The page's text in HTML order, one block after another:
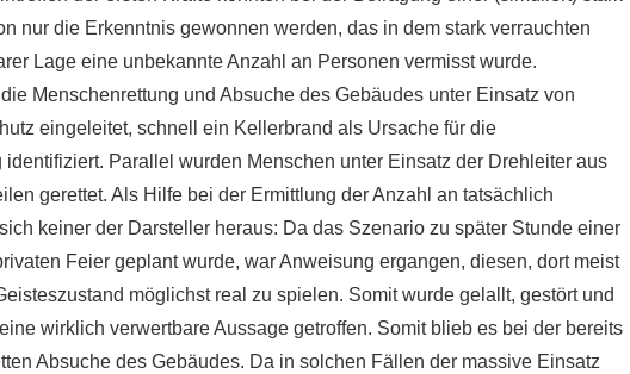
nur die Erkenntnis gewonnen werden, das in dem stark verrauchten
Lage eine unbekannte Anzahl an Personen vermisst wurde.
Menschenrettung und Absuche des Gebäudes unter Einsatz von
eingeleitet, schnell ein Kellerbrand als Ursache für die
identifiziert. Parallel wurden Menschen unter Einsatz der Drehleiter aus
gerettet. Als Hilfe bei der Ermittlung der Anzahl an tatsächlich
keiner der Darsteller heraus: Da das Szenario zu später Stunde einer
Feier geplant wurde, war Anweisung ergangen, diesen, dort meist
möglichst real zu spielen. Somit wurde gelallt, gestört und
wirklich verwertbare Aussage getroffen. Somit blieb es bei der bereits
Absuche des Gebäudes. Da in solchen Fällen der massive Einsatz